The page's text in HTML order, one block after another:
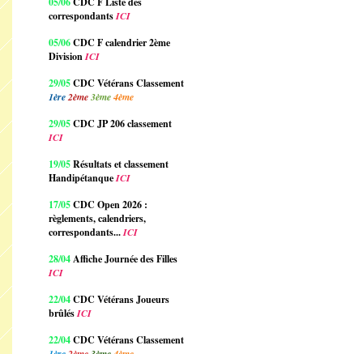
correspondantsICI
05/06CDC F calendrier 2ème
DivisionICI
29/05CDC Vétérans Classement
1ère2ème3ème4ème
29/05CDC JP 206 classement
ICI
19/05Résultats et classement
HandipétanqueICI
17/05CDC Open 2026 :
règlements, calendriers,
correspondants...ICI
28/04Affiche Journée des Filles
ICI
22/04CDC Vétérans Joueurs
brûlésICI
22/04CDC Vétérans Classement